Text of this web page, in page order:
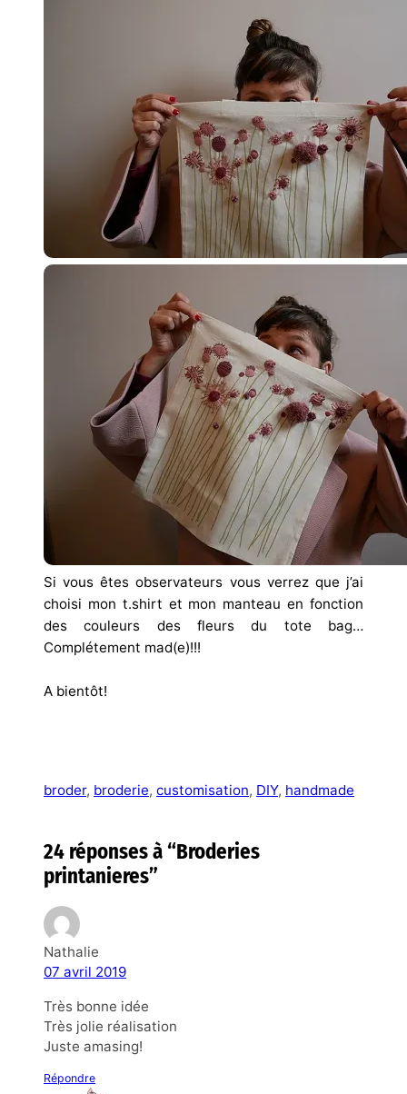
Si vous êtes observateurs vous verrez que j’ai
choisi mon t.shirt et mon manteau en fonction
des couleurs des fleurs du tote bag…
Complétement mad(e)!!!
A bientôt!
broder, broderie, customisation, DIY, handmade
24 réponses à “Broderies
printanieres”
Nathalie
07 avril 2019
Très bonne idée
Très jolie réalisation
Juste amasing!
Répondre